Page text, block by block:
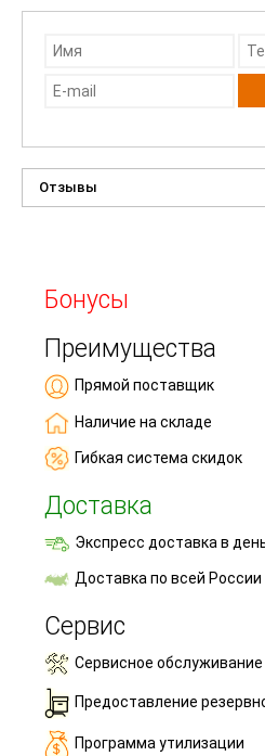
Отзывы
Бонусы
Преимущества
Прямой поставщик
Наличие на складе
Гибкая система скидок
Доставка
Экспресс доставка в
Доставка по всей России
Сервис
Сервисное
Предоставление
Программа утилизации